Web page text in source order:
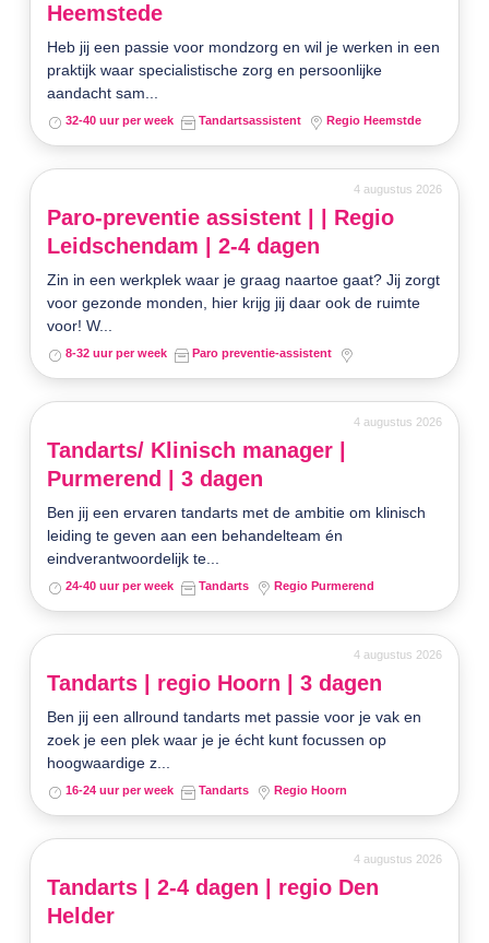
Heemstede
Heb jij een passie voor mondzorg en wil je werken in een
praktijk waar specialistische zorg en persoonlijke
aandacht sam...
32-40 uur per week Tandartsassistent Regio Heemstde
4 augustus 2026
Paro-preventie assistent | | Regio
Leidschendam | 2-4 dagen
Zin in een werkplek waar je graag naartoe gaat? Jij zorgt
voor gezonde monden, hier krijg jij daar ook de ruimte
voor! W...
8-32 uur per week Paro preventie-assistent
4 augustus 2026
Tandarts/ Klinisch manager |
Purmerend | 3 dagen
Ben jij een ervaren tandarts met de ambitie om klinisch
leiding te geven aan een behandelteam én
eindverantwoordelijk te...
24-40 uur per week Tandarts Regio Purmerend
4 augustus 2026
Tandarts | regio Hoorn | 3 dagen
Ben jij een allround tandarts met passie voor je vak en
zoek je een plek waar je je écht kunt focussen op
hoogwaardige z...
16-24 uur per week Tandarts Regio Hoorn
4 augustus 2026
Tandarts | 2-4 dagen | regio Den
Helder